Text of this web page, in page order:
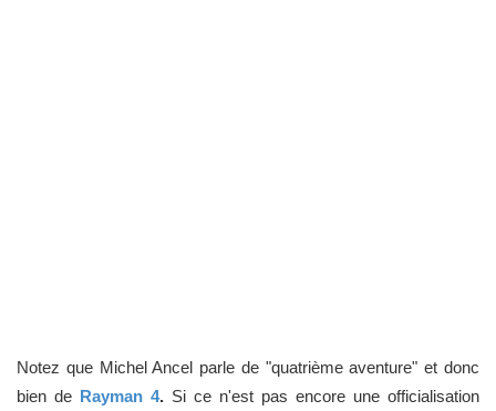
Notez que Michel Ancel parle de "quatrième aventure" et donc
bien de Rayman 4. Si ce n'est pas encore une officialisation